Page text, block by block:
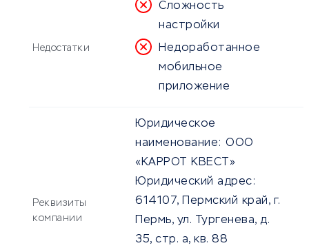
Недостатки
Сложность
настройки
Недоработанное
мобильное
приложение
Реквизиты
компании
Юридическое
наименование: ООО
«КАРРОТ КВЕСТ»
Юридический адрес:
614107, Пермский край, г.
Пермь, ул. Тургенева, д.
35, стр. а, кв. 88